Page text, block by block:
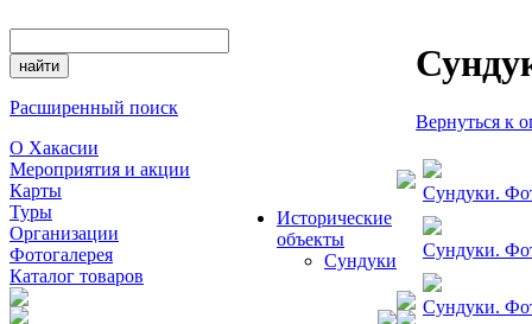
Расширенный поиск
О Хакасии
Мероприятия и акции
Карты
Туры
Организации
Фотогалерея
Каталог товаров
Исторические
объекты
Сундуки
Вернуться к
Сундуки.
Сундуки.
Сундуки.